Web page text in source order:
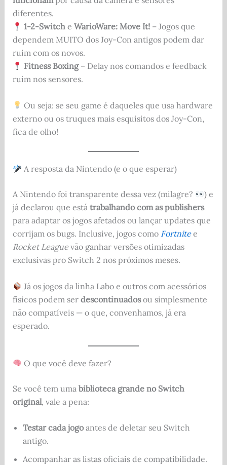
diferentes.
1-2-Switche WarioWare: Move It!– Jogos que
dependem MUITO dos Joy-Con antigos podem dar
ruim com os novos.
Fitness Boxing– Delay nos comandos e feedback
ruim nos sensores.
Ou seja: se seu game é daqueles que usa hardware
externo ou os truques mais esquisitos dos Joy-Con,
fica de olho!
A resposta da Nintendo (e o que esperar)
A Nintendo foi transparente dessa vez (milagre?
) e
já declarou que está trabalhando com as publishers
para adaptar os jogos afetados ou lançar updates que
corrijam os bugs. Inclusive, jogos como Fortnitee
Rocket Leaguevão ganhar versões otimizadas
exclusivas pro Switch 2 nos próximos meses.
Já os jogos da linha Labo e outros com acessórios
físicos podem ser descontinuadosou simplesmente
não compatíveis — o que, convenhamos, já era
esperado.
O que você deve fazer?
Se você tem uma biblioteca grande no Switch
original, vale a pena:
Testar cada jogoantes de deletar seu Switch
antigo.
Acompanhar as listas oficiais de compatibilidade.